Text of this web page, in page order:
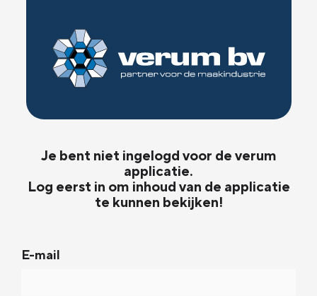
Je bent niet ingelogd voor de verum
applicatie.
Log eerst in om inhoud van de applicatie
te kunnen bekijken!
E-mail